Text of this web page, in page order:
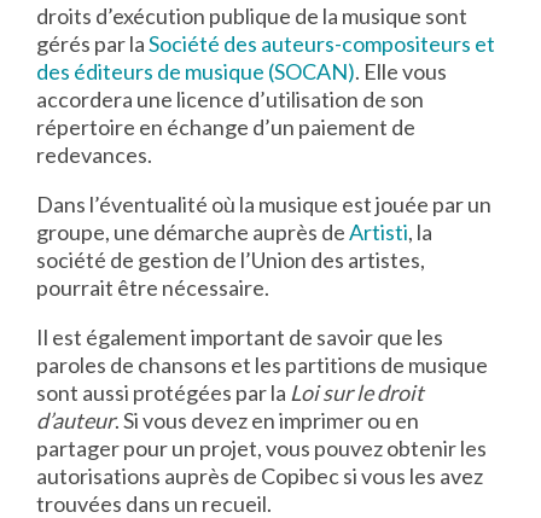
droits d’exécution publique de la musique sont
gérés par laSociété des auteurs-compositeurs et
des éditeurs de musique (SOCAN). Elle vous
accordera une licence d’utilisation de son
répertoire en échange d’un paiement de
redevances.
Dans l’éventualité où la musique est jouée par un
groupe, une démarche auprès deArtisti, la
société de gestion de l’Union des artistes,
pourrait être nécessaire.
Il est également important de savoir que les
paroles de chansons et les partitions de musique
sont aussi protégées par la Loi sur le droit
d’auteur. Si vous devez en imprimer ou en
partager pour un projet, vous pouvez obtenir les
autorisations auprès de Copibec si vous les avez
trouvées dans un recueil.